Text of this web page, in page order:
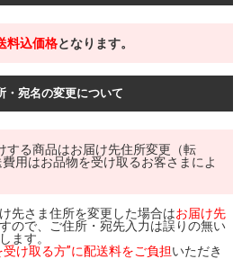
料込価格となります。
・宛名の変更について
する商品はお届け先住所変更（転
用はお品物を受け取るお客さまによ
先さま住所を変更した場合はお届け先
ので、ご住所・宛先入力は誤りの無い
ます。
受け取る方”に配送料をご負担いただき